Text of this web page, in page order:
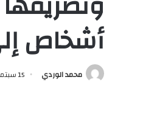
أشخاص
محمد الوردي 15 سبتمبر 2021